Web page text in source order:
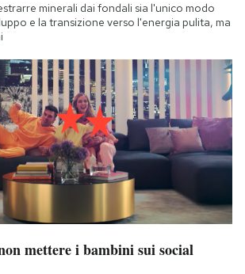
minerali dai fondali sia l'unico modo
e la transizione verso l'energia pulita, ma
mettere i bambini sui social